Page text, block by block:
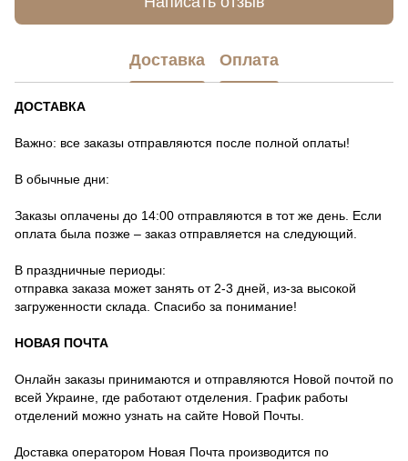
Доставка Оплата
ДОСТАВКА
Важно: все заказы отправляются после полной оплаты!
В обычные дни:
Заказы оплачены до 14:00 отправляются в тот же день. Если
оплата была позже – заказ отправляется на следующий.
В праздничные периоды:
отправка заказа может занять от 2-3 дней, из-за высокой
загруженности склада. Спасибо за понимание!
НОВАЯ ПОЧТА
Онлайн заказы принимаются и отправляются Новой почтой по
всей Украине, где работают отделения. График работы
отделений можно узнать на сайте Новой Почты.
Доставка оператором Новая Почта производится по